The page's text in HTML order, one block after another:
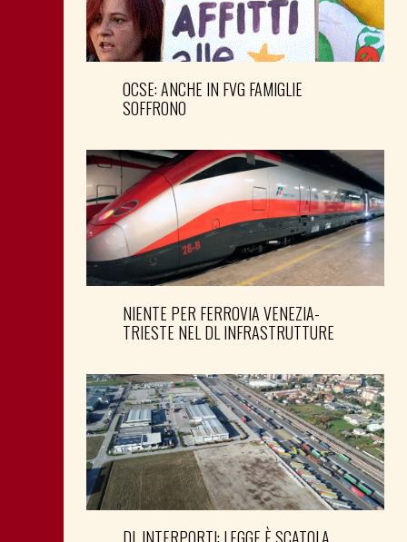
OCSE: ANCHE IN FVG FAMIGLIE
SOFFRONO
NIENTE PER FERROVIA VENEZIA-
TRIESTE NEL DL INFRASTRUTTURE